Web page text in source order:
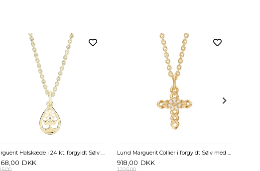
Marguerit Halskæde i 24 kt. forgyldt Sølv med Dråbe – Lund Copenhagen
DKK
Lund Marguerit Collier i forgyldt Sølv med Kors
918,00 DKK
1.225,00